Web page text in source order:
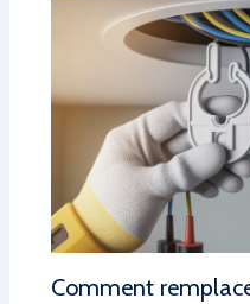
Comment